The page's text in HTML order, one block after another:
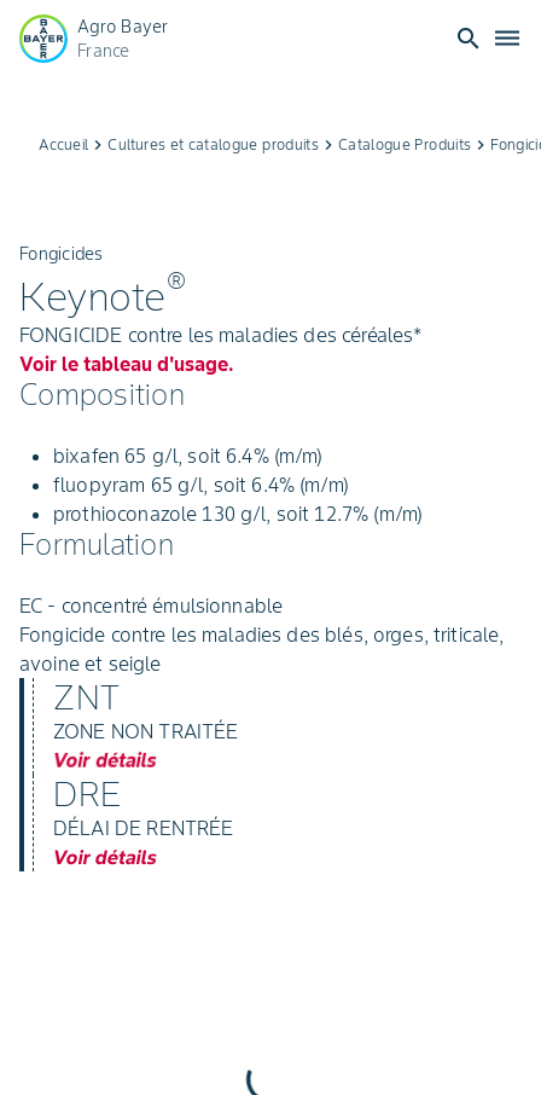
Agro Bayer
France
search dehaze
Accueil keyboard_arrow_rightCultures et catalogue produitskeyboard_arrow_right Catalogue Produits keyboard_arrow_right
Fongicides
Keynote®
FONGICIDE contre les maladies des céréales*
Voir le tableau d'usage.
Composition
bixafen 65 g/l, soit 6.4% (m/m)
fluopyram 65 g/l, soit 6.4% (m/m)
prothioconazole 130 g/l, soit 12.7% (m/m)
Formulation
EC - concentré émulsionnable
Fongicide contre les maladies des blés, orges, triticale,
avoine et seigle
ZNT
ZONE NON TRAITÉE
Voir détails
DRE
DÉLAI DE RENTRÉE
Voir détails